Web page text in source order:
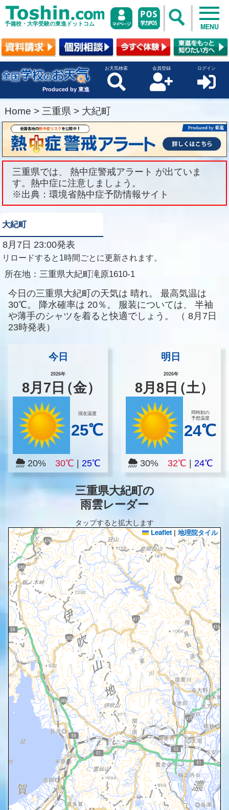
予備校・大学受験の東進ドットコム MENU
Produced by 東進
お天気検索 会員登録 ログイン
Home > 三重県 > 大紀町
三重県では、 熱中症警戒アラート が出ていま
す。熱中症に注意しましょう。
※出典：環境省熱中症予防情報サイト
大紀町
8月7日 23:00発表
リロードすると1時間ごとに更新されます。
所在地： 三重県大紀町滝原1610-1
今日の三重県大紀町の天気は 晴れ。
最高気温は
30℃。
降水確率は 20％。 服装については、
半袖
や薄手のシャツを着ると快適でしょう。
（ 8月7日
23時発表）
今日
2026年
8月 7 日（金）
現在温度
25℃
20% 30℃ 25℃
明日
2026年
8月8 日（土）
同時刻の
予想温度
24℃
30%32℃ |24℃
三重県大紀町の
雨雲レーダー
タップすると拡大します
Leaflet | 地理院タイル